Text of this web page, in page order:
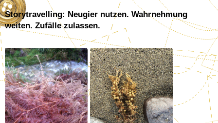
Storytravelling: Neugier nutzen. Wahrnehmung
weiten. Zufälle zulassen.